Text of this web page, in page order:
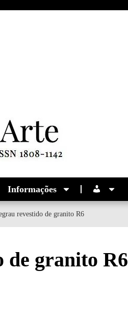
Informações
revestido de granito R6
de granito R6